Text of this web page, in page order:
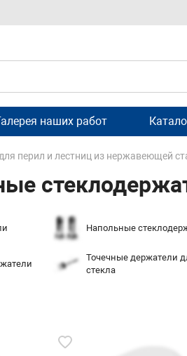
наших работ
перил и лестниц из нержавеющей
Напольные
Точечные держатели
стекла